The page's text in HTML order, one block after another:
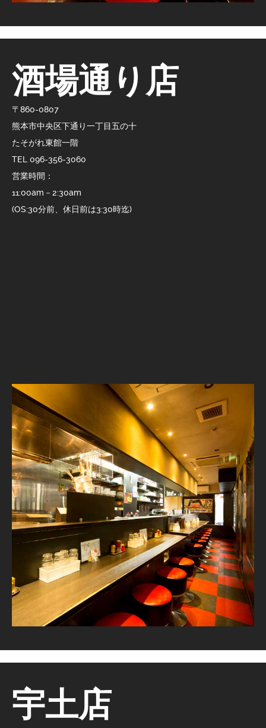
酒場通り店
〒860-0807
熊本市中央区下通り一丁目五の十
たそがれ東館一階
TEL 096-356-3060
営業時間：
11:00am－2:30am
(OS:30分前、休日前は3:30時迄)
宇土店